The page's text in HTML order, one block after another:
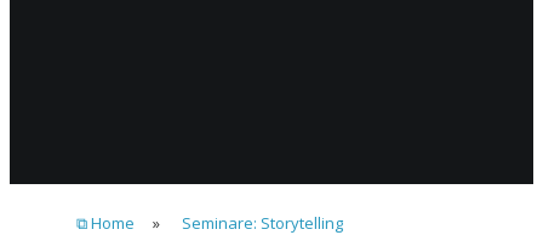
⧉ Home » Seminare: Storytelling